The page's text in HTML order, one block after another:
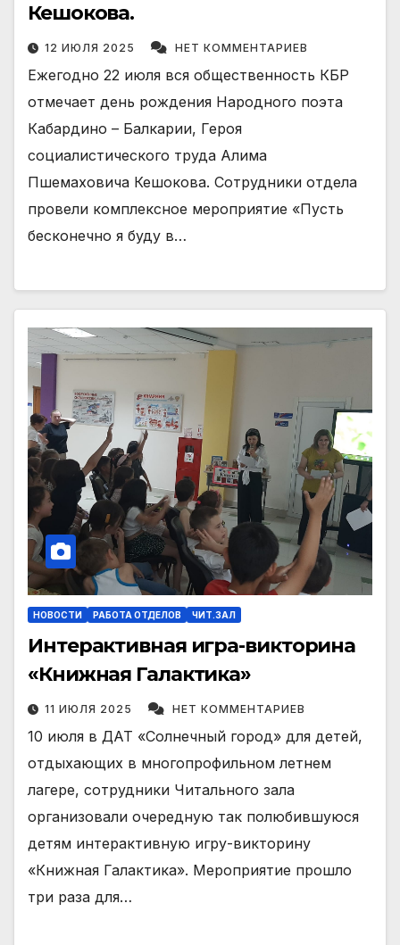
Кешокова.
12 ИЮЛЯ 2025 НЕТ КОММЕНТАРИЕВ
Ежегодно 22 июля вся общественность КБР
отмечает день рождения Народного поэта
Кабардино – Балкарии, Героя
социалистического труда Алима
Пшемаховича Кешокова. Сотрудники отдела
провели комплексное мероприятие «Пусть
бесконечно я буду в…
НОВОСТИ РАБОТА ОТДЕЛОВ ЧИТ.ЗАЛ
Интерактивная игра-викторина
«Книжная Галактика»
11 ИЮЛЯ 2025 НЕТ КОММЕНТАРИЕВ
10 июля в ДАТ «Солнечный город» для детей,
отдыхающих в многопрофильном летнем
лагере, сотрудники Читального зала
организовали очередную так полюбившуюся
детям интерактивную игру-викторину
«Книжная Галактика». Мероприятие прошло
три раза для…